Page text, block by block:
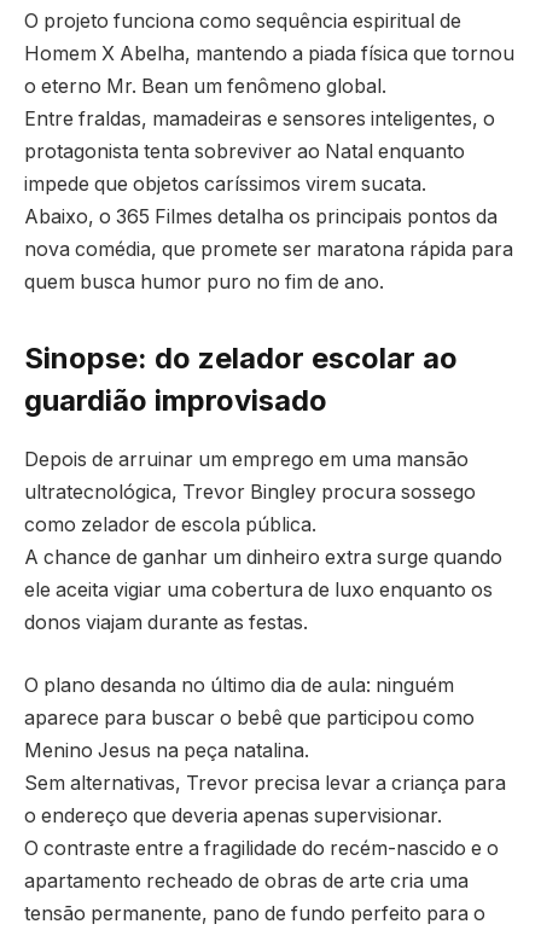
O projeto funciona como sequência espiritual de
Homem X Abelha, mantendo a piada física que tornou
o eterno Mr. Bean um fenômeno global.
Entre fraldas, mamadeiras e sensores inteligentes, o
protagonista tenta sobreviver ao Natal enquanto
impede que objetos caríssimos virem sucata.
Abaixo, o 365 Filmes detalha os principais pontos da
nova comédia, que promete ser maratona rápida para
quem busca humor puro no fim de ano.
Sinopse: do zelador escolar ao
guardião improvisado
Depois de arruinar um emprego em uma mansão
ultratecnológica, Trevor Bingley procura sossego
como zelador de escola pública.
A chance de ganhar um dinheiro extra surge quando
ele aceita vigiar uma cobertura de luxo enquanto os
donos viajam durante as festas.
O plano desanda no último dia de aula: ninguém
aparece para buscar o bebê que participou como
Menino Jesus na peça natalina.
Sem alternativas, Trevor precisa levar a criança para
o endereço que deveria apenas supervisionar.
O contraste entre a fragilidade do recém-nascido e o
apartamento recheado de obras de arte cria uma
tensão permanente, pano de fundo perfeito para o